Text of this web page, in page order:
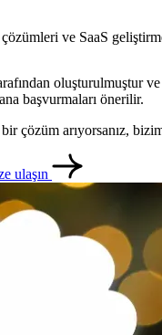
ve SaaS
oluşturulmuştur
başvurmaları önerilir.
çözüm arıyorsanız,
ulaşın